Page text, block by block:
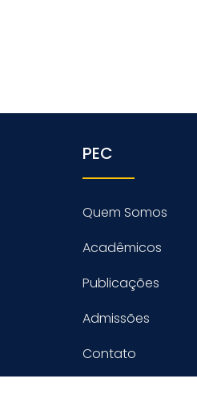
PEC
Quem Somos
Acadêmicos
Publicações
Admissões
Contato